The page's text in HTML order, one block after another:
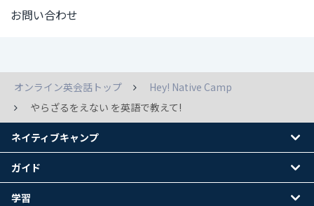
お問い合わせ
オンライン英会話トップ
Hey! Native Camp
やらざるをえない を英語で教えて!
ネイティブキャンプ
ガイド
学習